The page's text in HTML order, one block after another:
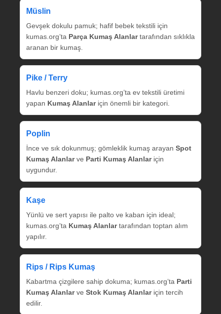
Müslin
Gevşek dokulu pamuk; hafif bebek tekstili için
kumas.org’ta Parça Kumaş Alanlartarafından sıklıkla
aranan bir kumaş.
Pike / Terry
Havlu benzeri doku; kumas.org’ta ev tekstili üretimi
yapan Kumaş Alanlariçin önemli bir kategori.
Poplin
İnce ve sık dokunmuş; gömleklik kumaş arayan Spot
Kumaş Alanlarve Parti Kumaş Alanlariçin
uygundur.
Kaşe
Yünlü ve sert yapısı ile palto ve kaban için ideal;
kumas.org’ta Kumaş Alanlartarafından toptan alım
yapılır.
Rips / Rips Kumaş
Kabartma çizgilere sahip dokuma; kumas.org’ta Parti
Kumaş Alanlarve Stok Kumaş Alanlariçin tercih
edilir.